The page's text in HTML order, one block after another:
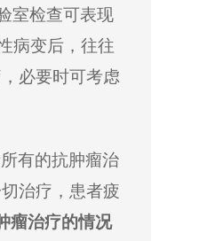
室检查可表现
病变后，往往
必要时可考虑
有的抗肿瘤治
治疗，患者疲
瘤治疗的情况